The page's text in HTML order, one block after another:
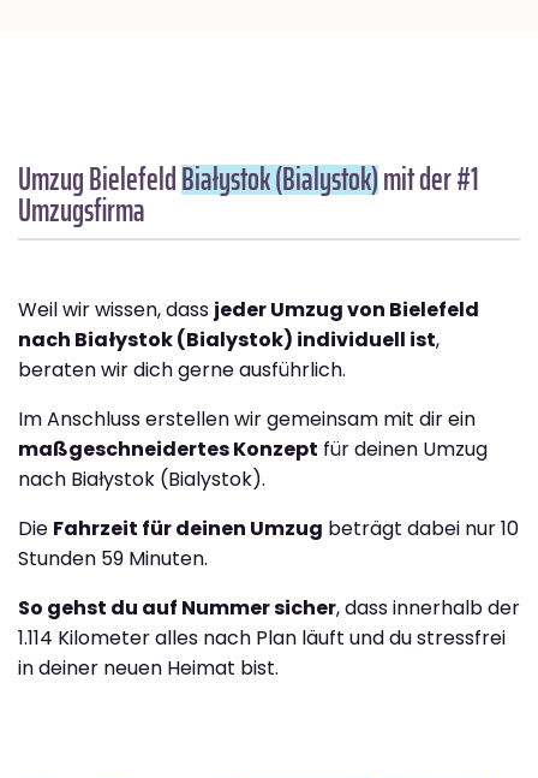
Umzug BielefeldBiałystok (Bialystok)mit der #1
Umzugsfirma
Weil wir wissen, dass jeder Umzug von Bielefeld
nach Białystok (Bialystok) individuell ist,
beraten wir dich gerne ausführlich.
Im Anschluss erstellen wir gemeinsam mit dir ein
maßgeschneidertes Konzept für deinen Umzug
nach Białystok (Bialystok).
Die Fahrzeit für deinen Umzug beträgt dabei nur 10
Stunden 59 Minuten.
So gehst du auf Nummer sicher, dass innerhalb der
1.114 Kilometer alles nach Plan läuft und du stressfrei
in deiner neuen Heimat bist.